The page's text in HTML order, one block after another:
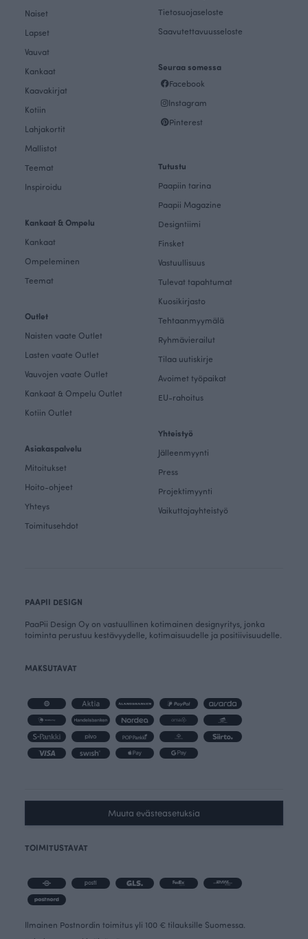
Naiset
Lapset
Vauvat
Kankaat
Kaavakirjat
Kotiin
Lahjakortit
Mallistot
Teemat
Inspiroidu
Kankaat & Ompelu
Kankaat
Ompeleminen
Teemat
Outlet
Naisten vaate Outlet
Lasten vaate Outlet
Vauvojen vaate Outlet
Kankaat & Ompelu Outlet
Kotiin Outlet
Asiakaspalvelu
Mitoitukset
Hoito-ohjeet
Yhteys
Toimitusehdot
Tietosuojaseloste
Saavutettavuusseloste
Seuraa somessa
Facebook
Instagram
Pinterest
Tutustu
Paapiin tarina
Paapii Magazine
Designtiimi
Finsket
Vastuullisuus
Tulevat tapahtumat
Kuosikirjasto
Tehtaanmyymälä
Ryhmävierailut
Tilaa uutiskirje
Avoimet työpaikat
EU-rahoitus
Yhteistyö
Jälleenmyynti
Press
Projektimyynti
Vaikuttajayhteistyö
PAAPII DESIGN
PaaPii Design Oy on vastuullinen kotimainen designyritys, jonka
toiminta perustuu kestävyydelle, kotimaisuudelle ja positiivisuudelle.
MAKSUTAVAT
Muuta evästeasetuksia
TOIMITUSTAVAT
Ilmainen Postnordin toimitus yli 100 € tilauksille Suomessa.